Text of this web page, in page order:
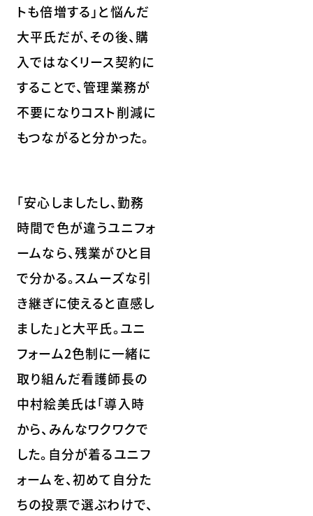
トも倍増する」と悩んだ
大平氏だが、その後、購
入ではなくリース契約に
することで、管理業務が
不要になりコスト削減に
もつながると分かった。
「安心しましたし、勤務
時間で色が違うユニフォ
ームなら、残業がひと目
で分かる。スムーズな引
き継ぎに使えると直感し
ました」と大平氏。ユニ
フォーム2色制に一緒に
取り組んだ看護師長の
中村絵美氏は「導入時
から、みんなワクワクで
した。自分が着るユニフ
ォームを、初めて自分た
ちの投票で選ぶわけで、